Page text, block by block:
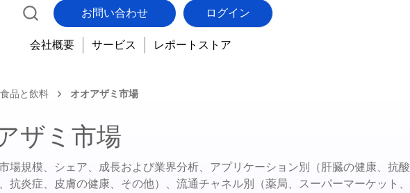
お問い合わせ ログイン
会社概要 サービス レポートストア
食品と飲料 オオアザミ市場
ザミ市場
場規模、シェア、成長および業界分析、アプリケーション別（肝臓の健康、抗酸
抗炎症、皮膚の健康、その他）、流通チャネル別（薬局、スーパーマーケット、